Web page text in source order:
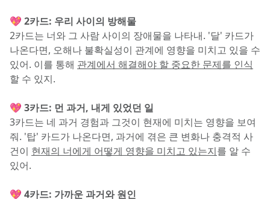
💖 2카드: 우리 사이의 방해물
2카드는 너와 그 사람 사이의 장애물을 나타내. '달' 카드가
나온다면, 오해나 불확실성이 관계에 영향을 미치고 있을 수
있어. 이를 통해 관계에서 해결해야 할 중요한 문제를 인식
할 수 있지.
💖 3카드: 먼 과거, 내게 있었던 일
3카드는 네 과거 경험과 그것이 현재에 미치는 영향을 보여
줘. '탑' 카드가 나온다면, 과거에 겪은 큰 변화나 충격적 사
건이 현재의 너에게 어떻게 영향을 미치고 있는지를 알 수
있어.
💖 4카드: 가까운 과거와 원인